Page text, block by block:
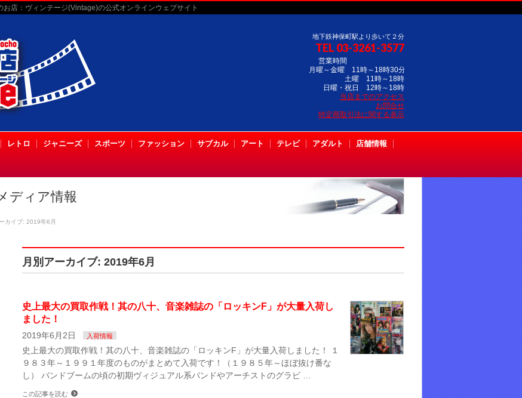
店：ヴィンテージ(Vintage)の公式オンラインウェブサイト
地下鉄神保町駅より歩いて２分
TEL 03-3261-3577
営業時間
月曜～金曜 11時～18時30分
土曜 11時～18時
日曜・祝日 12時～18時
当店までのアクセス
お問合せ
特定商取引法に関する表示
レトロ ジャニーズ スポーツ ファッション サブカル アート テレビ アダルト 店舗情報
ディア情報
カイブ: 2019年6月
月別アーカイブ: 2019年6月
史上最大の買取作戦！其の八十、音楽雑誌の「ロッキンF」が大量入荷し
ました！
2019年6月2日 入荷情報
史上最大の買取作戦！其の八十、音楽雑誌の「ロッキンF」が大量入荷しました！ １
９８３年～１９９１年度のものがまとめて入荷です！（１９８５年～ほぼ抜け番な
し） バンドブームの頃の初期ヴィジュアル系バンドやアーチストのグラビ …
この記事を読む